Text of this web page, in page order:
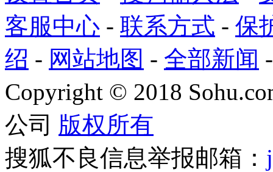
客服中心 - 联系方式 - 保
绍 - 网站地图 - 全部新闻
Copyright © 2018
公司 版权所有
搜狐不良信息举报邮箱：